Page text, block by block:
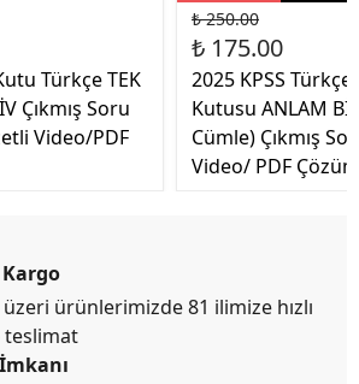
Türkçe TEK
Çıkmış Soru
Video/PDF
₺ 250.00
₺ 175.00
2025 KPSS
Kutusu ANLAM
Cümle) Çıkmış
Video/ PDF
üzeri ürünlerimizde 81 ilimize hızlı
teslimat